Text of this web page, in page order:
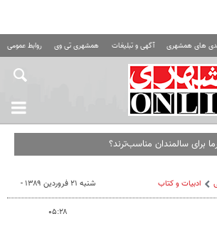
های همشهری آگهی و تبلیغات همشهری تی وی روابط عمومی
ادبیات و کتاب شنبه ۲۱ فروردین ۱۳۸۹ -
۰۵:۲۸